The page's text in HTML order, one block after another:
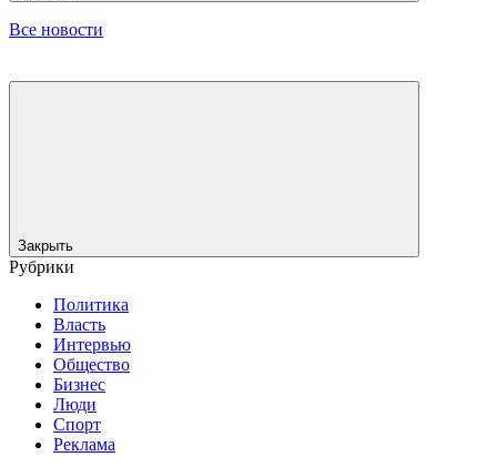
Все новости
Закрыть
Рубрики
Политика
Власть
Интервью
Общество
Бизнес
Люди
Спорт
Реклама